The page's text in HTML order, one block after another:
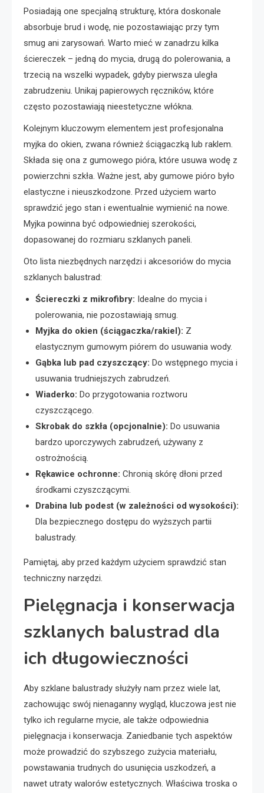
Posiadają one specjalną strukturę, która doskonale
absorbuje brud i wodę, nie pozostawiając przy tym
smug ani zarysowań. Warto mieć w zanadrzu kilka
ściereczek – jedną do mycia, drugą do polerowania, a
trzecią na wszelki wypadek, gdyby pierwsza uległa
zabrudzeniu. Unikaj papierowych ręczników, które
często pozostawiają nieestetyczne włókna.
Kolejnym kluczowym elementem jest profesjonalna
myjka do okien, zwana również ściągaczką lub raklem.
Składa się ona z gumowego pióra, które usuwa wodę z
powierzchni szkła. Ważne jest, aby gumowe pióro było
elastyczne i nieuszkodzone. Przed użyciem warto
sprawdzić jego stan i ewentualnie wymienić na nowe.
Myjka powinna być odpowiedniej szerokości,
dopasowanej do rozmiaru szklanych paneli.
Oto lista niezbędnych narzędzi i akcesoriów do mycia
szklanych balustrad:
Ściereczki z mikrofibry: Idealne do mycia i
polerowania, nie pozostawiają smug.
Myjka do okien (ściągaczka/rakiel): Z
elastycznym gumowym piórem do usuwania wody.
Gąbka lub pad czyszczący: Do wstępnego mycia i
usuwania trudniejszych zabrudzeń.
Wiaderko: Do przygotowania roztworu
czyszczącego.
Skrobak do szkła (opcjonalnie): Do usuwania
bardzo uporczywych zabrudzeń, używany z
ostrożnością.
Rękawice ochronne: Chronią skórę dłoni przed
środkami czyszczącymi.
Drabina lub podest (w zależności od wysokości):
Dla bezpiecznego dostępu do wyższych partii
balustrady.
Pamiętaj, aby przed każdym użyciem sprawdzić stan
techniczny narzędzi.
Pielęgnacja i konserwacja
szklanych balustrad dla
ich długowieczności
Aby szklane balustrady służyły nam przez wiele lat,
zachowując swój nienaganny wygląd, kluczowa jest nie
tylko ich regularne mycie, ale także odpowiednia
pielęgnacja i konserwacja. Zaniedbanie tych aspektów
może prowadzić do szybszego zużycia materiału,
powstawania trudnych do usunięcia uszkodzeń, a
nawet utraty walorów estetycznych. Właściwa troska o